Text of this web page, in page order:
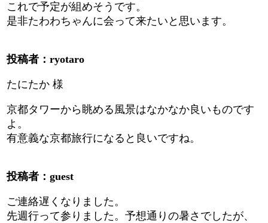
これで予定が組めそうです。
是非たわわちゃんに会って来たいと思います。
投稿者：ryotaro
たにたか 様
京都タワーから眺める風景はなかなか良いものです
よ。
有意義な京都旅行になると良いですね。
投稿者：guest
ご連絡遅くなりました。
先週行って参りました。予想通りの暑さでしたが、